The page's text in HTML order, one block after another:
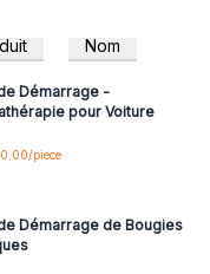
Nom
inscrivez-vous pour
aux prix de gros
Démarrage -
pour Voiture
piece
Connectez-vous ou
Démarrage de Bougies